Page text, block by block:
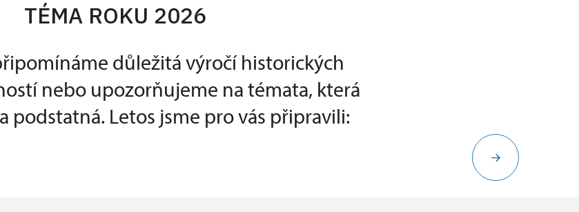
TÉMA ROKU 2026
důležitá výročí historických
nebo upozorňujeme na témata, která
podstatná. Letos jsme pro vás připravili: